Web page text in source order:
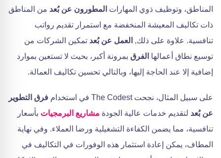
المناطق، وتوظيف ذوي المهارات المطورون عن بُعد من المناطق
ذات تكاليف المعيشة المنخفضة مع استمرار تقديم رواتب
تنافسية. علاوة على ذلك, العمل عن بُعد تمكين الشركات من
توسيع نطاق أعمالها الفرق بمرونة أكبر، بحيث لا تستعين بموارد
إضافية إلا عند الحاجة إليها، وبالتالي تحسين تكاليف العمالة.
على سبيل المثال، نجحت The Codest في استخدام
فرق التطوير
عن بُعد لتقديم خدمات عالية الجودة مشاريع البرمجيات بأسعار
تنافسية، مما يضمن الكفاءة التشغيلية ورضا العملاء. وفي نهاية
المطاف، يمكن إعادة استثمار هذه الوفورات في التكاليف في